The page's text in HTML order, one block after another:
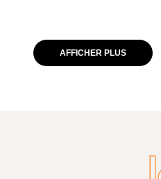
AFFICHER PLUS